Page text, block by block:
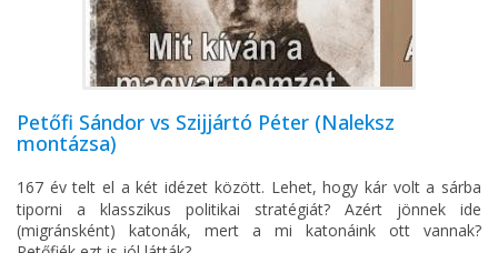
Petőfi Sándor vs Szijjártó Péter (Naleksz
montázsa)
167 év telt el a két idézet között. Lehet, hogy kár volt a sárba
tiporni a klasszikus politikai stratégiát? Azért jönnek ide
(migránsként) katonák, mert a mi katonáink ott vannak?